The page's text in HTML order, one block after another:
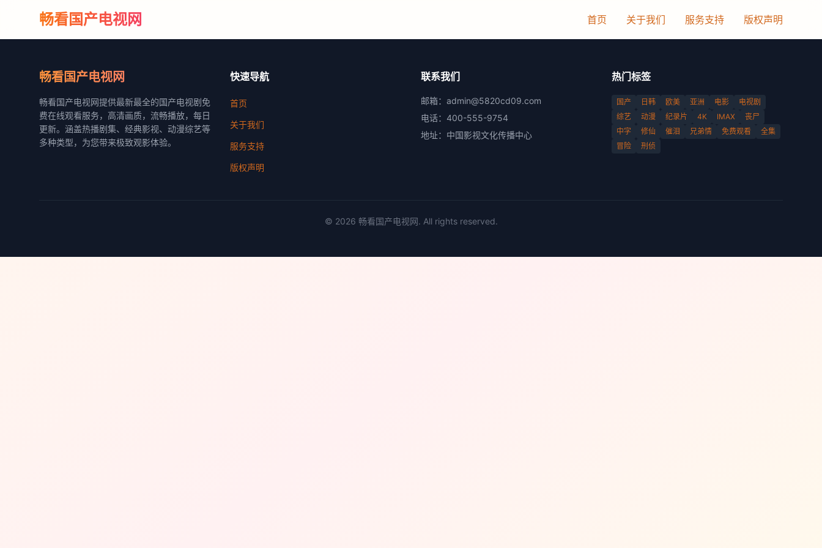
畅看国产电视网 首页 关于我们 服务支持 版权声明
畅看国产电视网
畅看国产电视网提供最新最全的国产电视剧免
费在线观看服务，高清画质，流畅播放，每日
更新。涵盖热播剧集、经典影视、动漫综艺等
多种类型，为您带来极致观影体验。
快速导航
首页
关于我们
服务支持
版权声明
联系我们
邮箱： admin@5820cd09.com
电话： 400-555-9754
地址： 中国影视文化传播中心
热门标签
国产 日韩 欧美 亚洲 电影
电视剧
综艺
动漫 纪录片 4K IMAX
丧尸
中字
修仙 催泪 兄弟情 免费观看
全集
冒险
刑侦
© 2026 畅看国产电视网. All rights reserved.